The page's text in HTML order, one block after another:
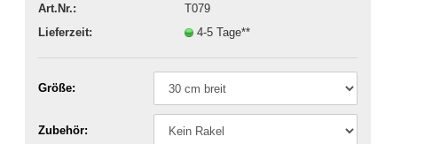
Passwort vergessen?
Art.Nr.:
T079
Lieferzeit:
4-5 Tage**
Größe:
Zubehör: